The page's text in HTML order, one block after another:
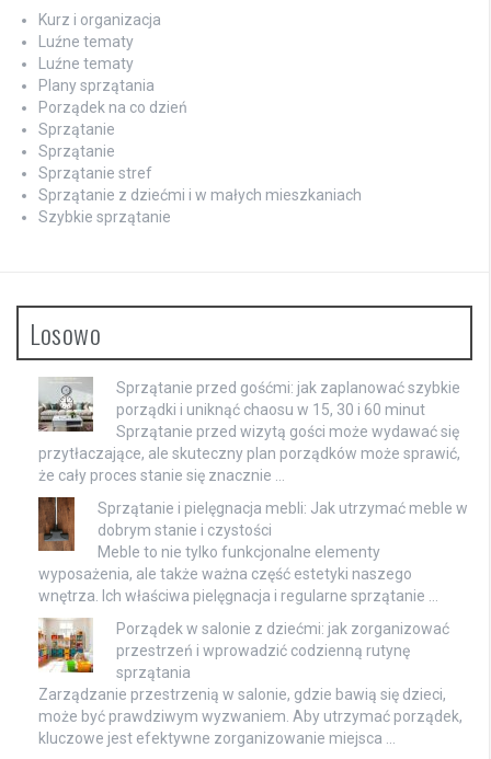
Kurz i organizacja
Luźne tematy
Luźne tematy
Plany sprzątania
Porządek na co dzień
Sprzątanie
Sprzątanie
Sprzątanie stref
Sprzątanie z dziećmi i w małych mieszkaniach
Szybkie sprzątanie
Losowo
Sprzątanie przed gośćmi: jak zaplanować szybkie
porządki i uniknąć chaosu w 15, 30 i 60 minut
Sprzątanie przed wizytą gości może wydawać się
przytłaczające, ale skuteczny plan porządków może sprawić,
że cały proces stanie się znacznie …
Sprzątanie i pielęgnacja mebli: Jak utrzymać meble w
dobrym stanie i czystości
Meble to nie tylko funkcjonalne elementy
wyposażenia, ale także ważna część estetyki naszego
wnętrza. Ich właściwa pielęgnacja i regularne sprzątanie …
Porządek w salonie z dziećmi: jak zorganizować
przestrzeń i wprowadzić codzienną rutynę
sprzątania
Zarządzanie przestrzenią w salonie, gdzie bawią się dzieci,
może być prawdziwym wyzwaniem. Aby utrzymać porządek,
kluczowe jest efektywne zorganizowanie miejsca …